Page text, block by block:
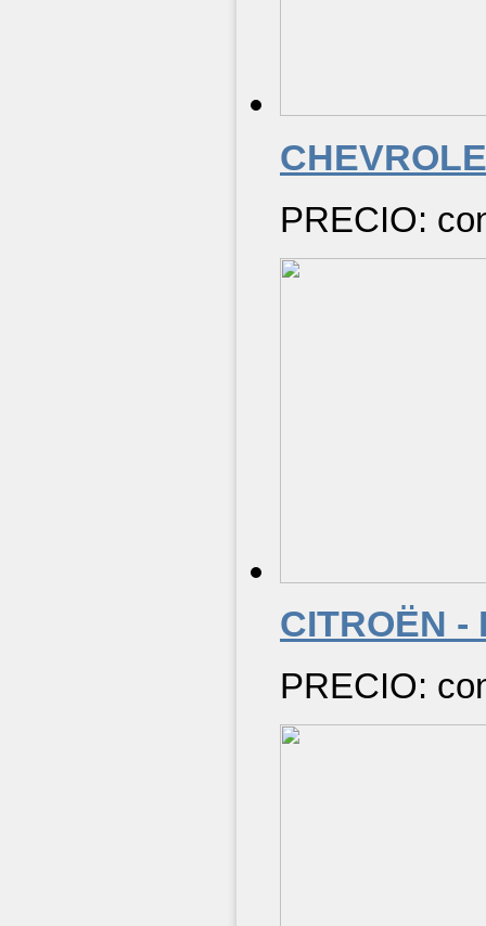
PRECIO:
CITROËN -
PRECIO: